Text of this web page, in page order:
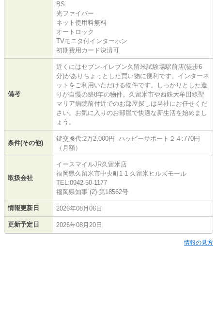
BS
光ファイバー
ネット使用料無料
オートロック
TVモニタ付インターホン
初期費用カード決済可
備考
近くにはセブン-イレブン久留米試験場駅前店(徒歩6
分)がありちょっとした買い物に便利です。インターネ
ットをご利用いただける物件です。しっかりとした造
りが自慢の築8年の物件。久留米市や西鉄大牟田線聖
マリア病院前付近でのお部屋探しは当社にお任せくだ
さい。お気に入りのお部屋で快適な新生活を始めまし
ょう。
条件(その他)
鍵交換代:2万2,000円 ハッピーサポート２４:770円
（月額）
取扱会社
イースマイルJR久留米店
福岡県久留米市中央町1-1 久留米ヒルズモール
TEL:0942-50-1177
福岡県知事 (2) 第18562号
情報更新日 2026年08月06日
更新予定日 2026年08月20日
情報の見方